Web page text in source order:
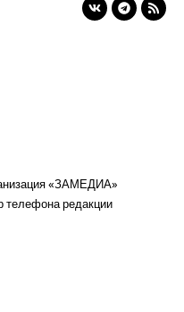
«ЗАМЕДИА»
телефона редакции